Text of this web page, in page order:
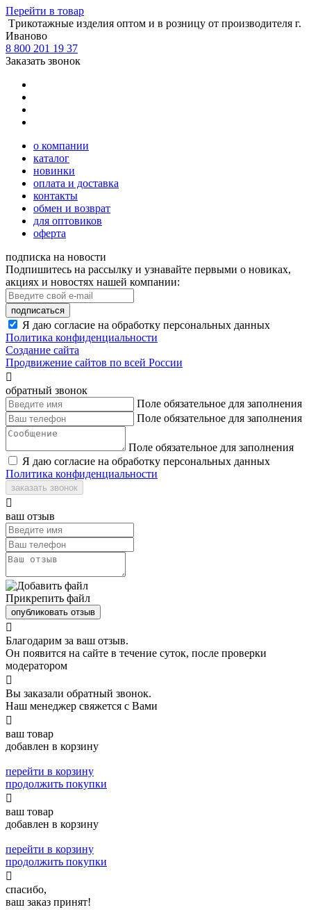
Перейти в товар
Tрикотажные изделия оптом и в розницу от производителя г.
Иваново
8 800 201 19 37
Заказать звонок
о компании
каталог
новинки
оплата и доставка
контакты
обмен и возврат
для оптовиков
оферта
подписка на новости
Подпишитесь на рассылку и узнавайте первыми о новиках,
акциях и новостях нашей компании:
подписаться
Я даю согласие на обработку персональных данных
Политика конфиденциальности
Создание сайта
Продвижение сайтов по всей России

обратный звонок
Поле обязательное для заполнения
Поле обязательное для заполнения
Поле обязательное для заполнения
Я даю согласие на обработку персональных данных
Политика конфиденциальности
заказать звонок

ваш отзыв
Прикрепить файл
опубликовать отзыв

Благодарим за ваш отзыв.
Он появится на сайте в течение суток, после проверки
модератором

Вы заказали обратный звонок.
Наш менеджер свяжется с Вами

ваш товар
добавлен в корзину
перейти в корзину
продолжить покупки

ваш товар
добавлен в корзину
перейти в корзину
продолжить покупки

спасибо,
ваш заказ принят!